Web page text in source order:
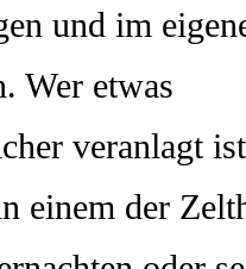
und im
Wer etwas
veranlagt
einem der